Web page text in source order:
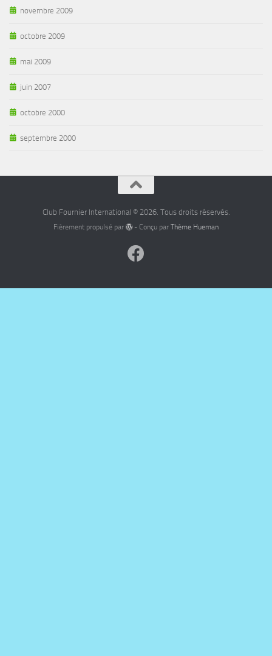
novembre 2009
octobre 2009
mai 2009
juin 2007
octobre 2000
septembre 2000
Club Fournier International © 2026. Tous droits réservés.
Fièrement propulsé par - Conçu parThème Hueman